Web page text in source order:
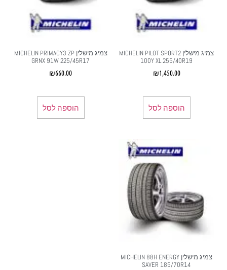
צמיג מישלין MICHELIN PILOT SPORT2
100Y XL 255/40R19
₪1,450.00
הוספה לסל
צמיג מישלין MICHELIN PRIMACY3 ZP
GRNX 91W 225/45R17
₪660.00
הוספה לסל
צמיג מישלין MICHELIN 88H ENERGY
SAVER 185/70R14